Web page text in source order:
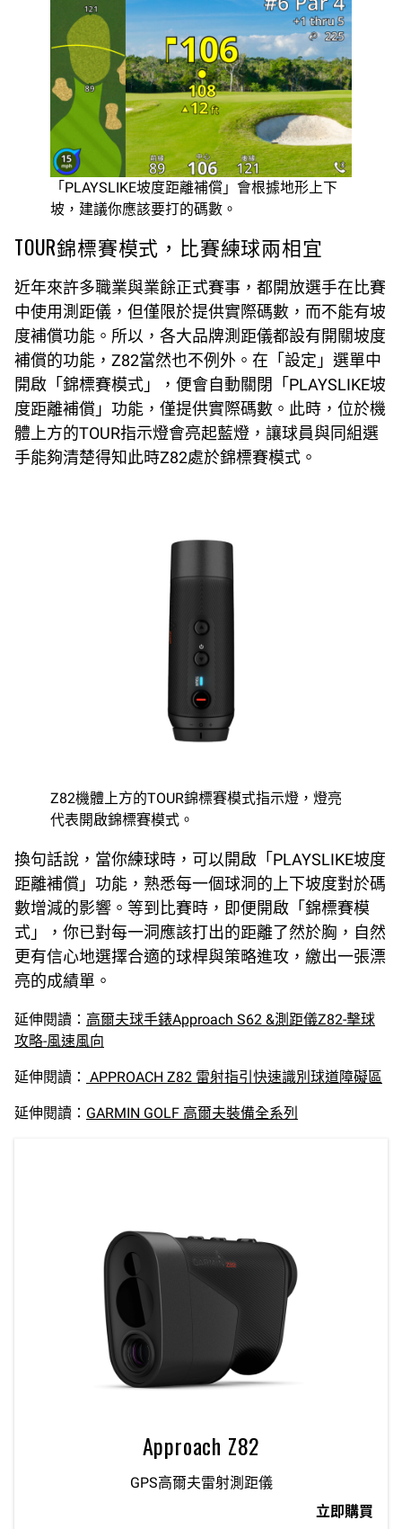
「PLAYSLIKE坡度距離補償」會根據地形上下
坡，建議你應該要打的碼數。
TOUR錦標賽模式，比賽練球兩相宜
近年來許多職業與業餘正式賽事，都開放選手在比賽
中使用測距儀，但僅限於提供實際碼數，而不能有坡
度補償功能。所以，各大品牌測距儀都設有開關坡度
補償的功能，Z82當然也不例外。在「設定」選單中
開啟「錦標賽模式」，便會自動關閉「PLAYSLIKE坡
度距離補償」功能，僅提供實際碼數。此時，位於機
體上方的TOUR指示燈會亮起藍燈，讓球員與同組選
手能夠清楚得知此時Z82處於錦標賽模式。
Z82機體上方的TOUR錦標賽模式指示燈，燈亮
代表開啟錦標賽模式。
換句話說，當你練球時，可以開啟「PLAYSLIKE坡度
距離補償」功能，熟悉每一個球洞的上下坡度對於碼
數增減的影響。等到比賽時，即便開啟「錦標賽模
式」，你已對每一洞應該打出的距離了然於胸，自然
更有信心地選擇合適的球桿與策略進攻，繳出一張漂
亮的成績單。
延伸閱讀： 高爾夫球手錶Approach S62 &測距儀Z82-擊球
攻略-風速風向
延伸閱讀： APPROACH Z82 雷射指引快速識別球道障礙區
延伸閱讀： GARMIN GOLF 高爾夫裝備全系列
Approach Z82
GPS高爾夫雷射測距儀
立即購買